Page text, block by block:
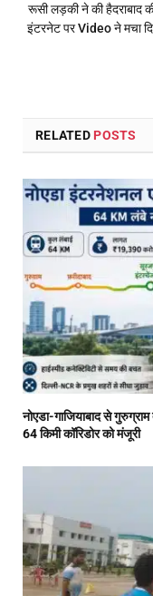
रूसी लड़की ने की हैदराबाद
इंटरनेट पर Video ने मचा
RELATED POSTS
नोएडा-गाजियाबाद से
64 किमी कॉरिडोर को मंजूरी